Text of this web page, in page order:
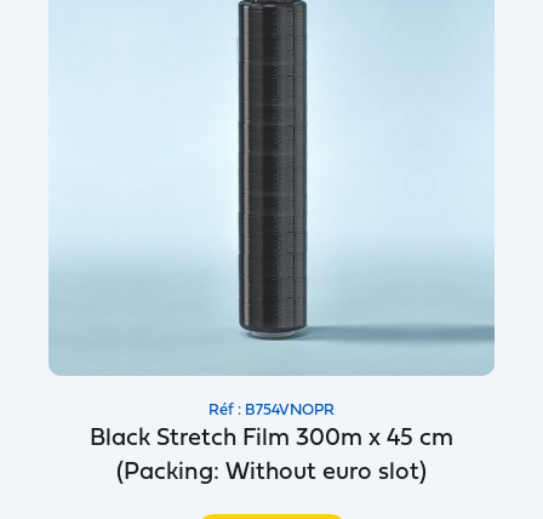
Réf : B754VNOPR
Black Stretch Film 300m x 45 cm
(Packing: Without euro slot)